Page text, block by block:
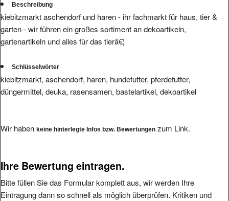
Beschreibung
kiebitzmarkt aschendorf und haren - ihr fachmarkt für haus, tier &
garten - wir führen ein großes sortiment an dekoartikeln,
gartenartikeln und alles für das tierâ€¦
Schlüsselwörter
kiebitzmarkt, aschendorf, haren, hundefutter, pferdefutter,
düngermittel, deuka, rasensamen, bastelartikel, dekoartikel
Wir haben keine hinterlegte Infos bzw. Bewertungen zum Link.
Ihre Bewertung eintragen.
Bitte füllen Sie das Formular komplett aus, wir werden Ihre
Eintragung dann so schnell als möglich überprüfen. Kritiken und